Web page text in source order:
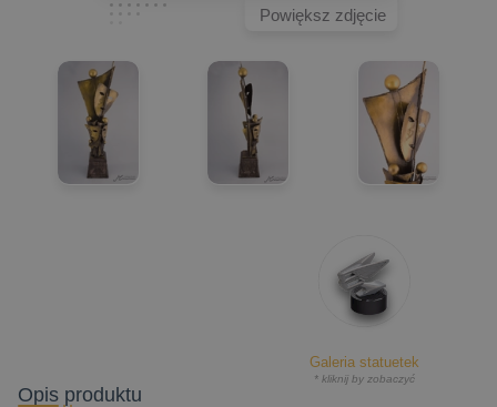
Powiększ zdjęcie
Galeria statuetek
* kliknij by zobaczyć
Opis produktu